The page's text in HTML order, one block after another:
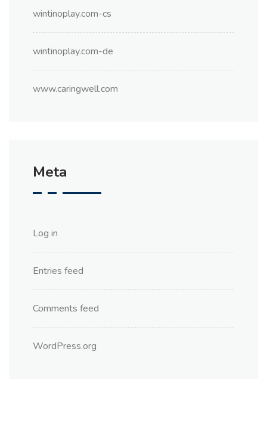
wintinoplay.com-cs
wintinoplay.com-de
www.caringwell.com
Meta
Log in
Entries feed
Comments feed
WordPress.org